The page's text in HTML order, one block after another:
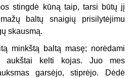
stingdė kūną taip, tarsi būtų jį
baltų snaigių prisilytėjimu
skausmą.
minkštą baltą masę; norėdami
aukštai kelti kojas. Juo mes
garsėjo, stiprėjo. Dėdė